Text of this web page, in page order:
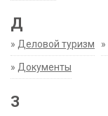
Д
» Деловой туризм »
» Документы
З